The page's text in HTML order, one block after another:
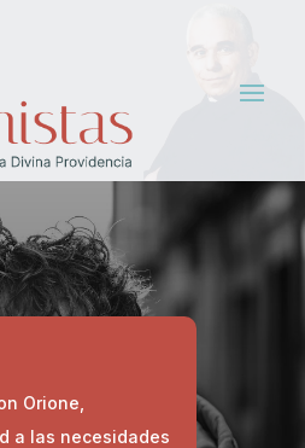
Orione,
a las necesidades